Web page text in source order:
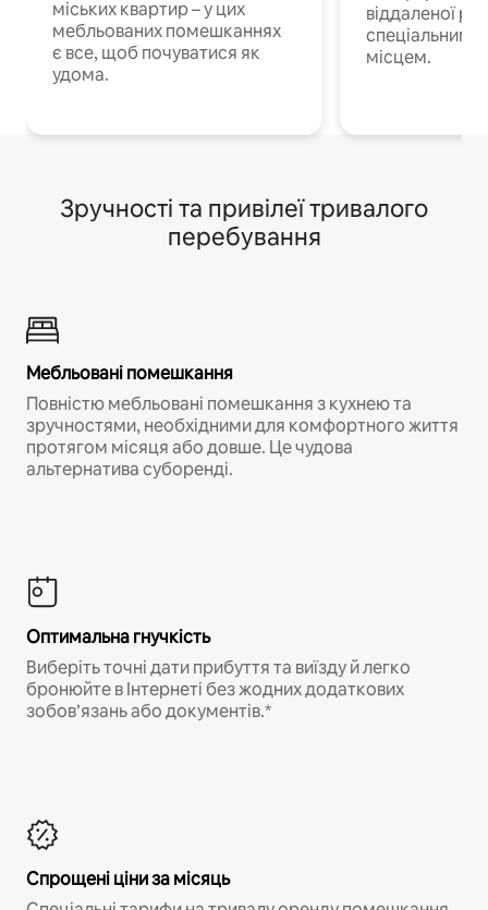
міських квартир – у цих
мебльованих помешканнях
є все, щоб почуватися як
удома.
віддаленої
спеціальним
місцем.
Зручності та привілеї тривалого
перебування
Мебльовані помешкання
Повністю мебльовані помешкання з кухнею та
зручностями, необхідними для комфортного життя
протягом місяця або довше. Це чудова
альтернатива суборенді.
Оптимальна гнучкість
Виберіть точні дати прибуття та виїзду й легко
бронюйте в Інтернеті без жодних додаткових
зобов’язань або документів.*
Спрощені ціни за місяць